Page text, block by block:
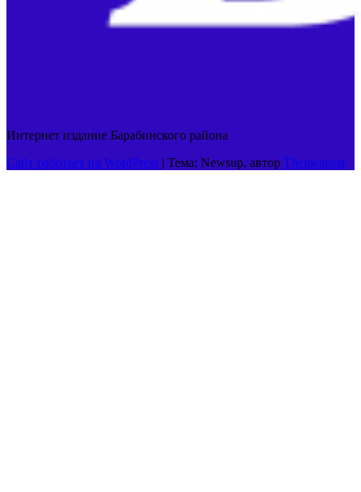
Интернет издание Барабинского района
Сайт работает на WordPress | Тема: Newsup, автор Themeansar